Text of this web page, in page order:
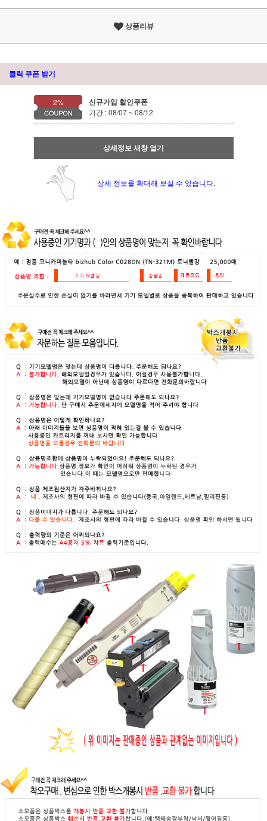
상품리뷰
클릭 쿠폰 받기
2% 신규가입 할인쿠폰
기간 : 08/07 ~ 08/12
상세정보 새창 열기
상세 정보를 확대해 보실 수 있습니다.